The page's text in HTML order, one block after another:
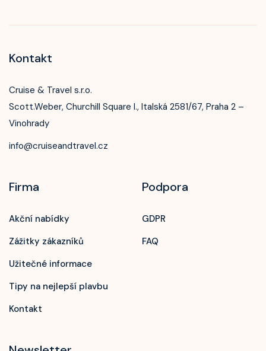
Kontakt
Cruise & Travel s.r.o.
Scott.Weber, Churchill Square I., Italská 2581/67, Praha 2 –
Vinohrady
info@cruiseandtravel.cz
Firma
Akční nabídky
Zážitky zákazníků
Užitečné informace
Tipy na nejlepší plavbu
Kontakt
Podpora
GDPR
FAQ